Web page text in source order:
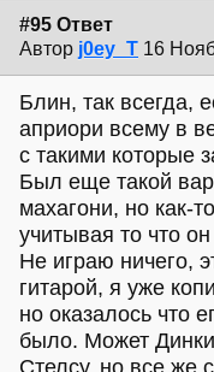
#95 Ответ
Автор j0ey_T 16
Блин, так всегда,
априори всему в
с такими которые
Был еще такой
махагони, но как-
учитывая то что
Не играю ничего,
гитарой, я уже
но оказалось что
было. Может